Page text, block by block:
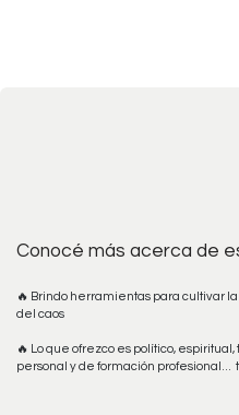
Conocé más acerca de
🔥 Brindo herramientas para cultivar
del caos
🔥 Lo que ofrezco es político,
personal y de formación profesional…